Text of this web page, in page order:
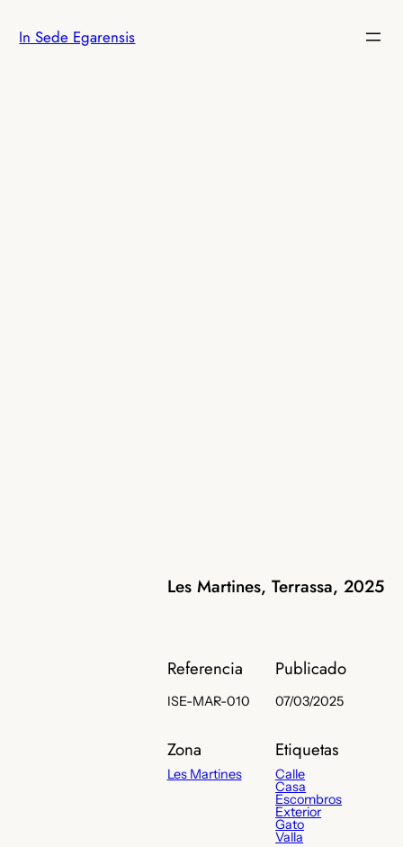
In Sede Egarensis
Les Martines, Terrassa, 2025
Referencia
ISE-MAR-010
Zona
Les Martines
Publicado
07/03/2025
Etiquetas
Calle
Casa
Escombros
Exterior
Gato
Valla